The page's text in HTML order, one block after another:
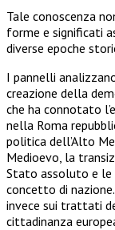
Tale conoscenza
forme e significati
diverse epoche
I pannelli
creazione della
che ha connotato
nella Roma
politica dell’Alto
Medioevo, la
Stato assoluto e le
concetto di
invece sui trattati
cittadinanza